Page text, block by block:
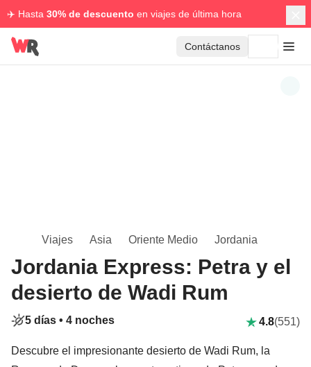
✈️ Hasta 30% de descuento en viajes de última hora
Contáctanos
Viajes Asia Oriente Medio Jordania
Jordania Express: Petra y el
desierto de Wadi Rum
5 días • 4 noches 4.8(551)
Descubre el impresionante desierto de Wadi Rum, la